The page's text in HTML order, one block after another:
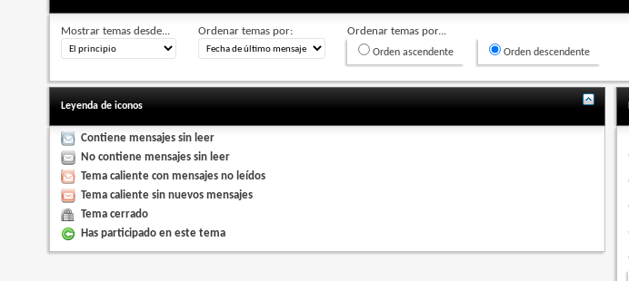
Mostrar temas desde... Ordenar temas por: Ordenar temas por...
Orden ascendente Orden descendente
Leyenda de iconos
Contiene mensajes sin leer
No contiene mensajes sin leer
Tema caliente con mensajes no leídos
Tema caliente sin nuevos mensajes
Tema cerrado
Has participado en este tema